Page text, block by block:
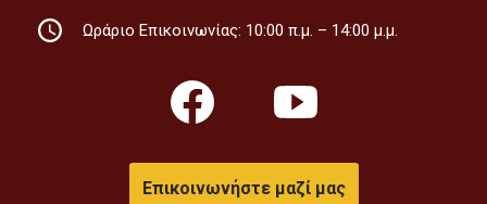
Ωράριο Επικοινωνίας: 10:00 π.μ. – 14:00 μ.μ.
Επικοινωνήστε μαζί μας